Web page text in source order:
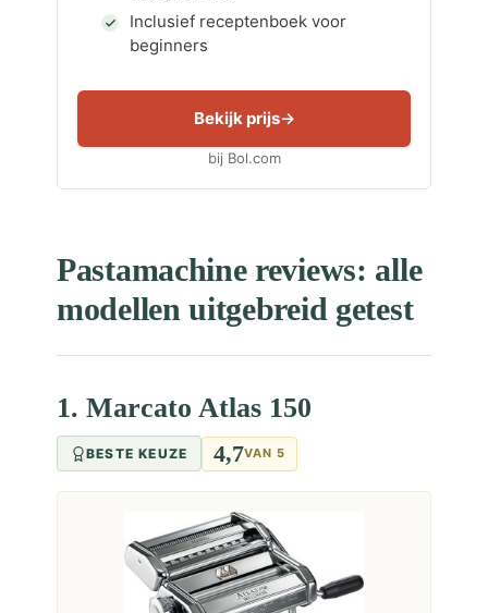
Inclusief receptenboek voor
beginners
Bekijk prijs
bij Bol.com
Pastamachine reviews: alle
modellen uitgebreid getest
1. Marcato Atlas 150
BESTE KEUZE 4,7VAN 5